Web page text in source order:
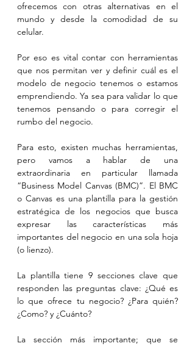
ofrecemos con otras alternativas en el
mundo y desde la comodidad de su
celular.
Por eso es vital contar con herramientas
que nos permitan ver y definir cuál es el
modelo de negocio tenemos o estamos
emprendiendo. Ya sea para validar lo que
tenemos pensando o para corregir el
rumbo del negocio.
Para esto, existen muchas herramientas,
pero vamos a hablar de una
extraordinaria en particular llamada
“Business Model Canvas (BMC)”. El BMC
o Canvas es una plantilla para la gestión
estratégica de los negocios que busca
expresar las características más
importantes del negocio en una sola hoja
(o lienzo).
La plantilla tiene 9 secciones clave que
responden las preguntas clave: ¿Qué es
lo que ofrece tu negocio? ¿Para quién?
¿Como? y ¿Cuánto?
La sección más importante; que se